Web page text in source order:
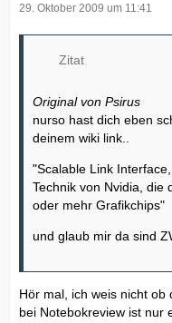
29. Oktober 2009 um 11:41
Zitat
Original von Psirus
nurso hast dich eben
deinem wiki link..
"Scalable Link
Technik von Nvidia, die
oder mehr Grafikchips"
und glaub mir da sind
Hör mal, ich weis nicht
bei Notebokreview ist nur